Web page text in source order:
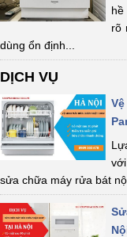
hề
rõ
dùng ổn định...
DỊCH VỤ
sửa chữa máy rửa bát